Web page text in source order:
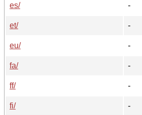
es/
-
et/
-
eu/
-
fa/
-
ff/
-
fi/
-